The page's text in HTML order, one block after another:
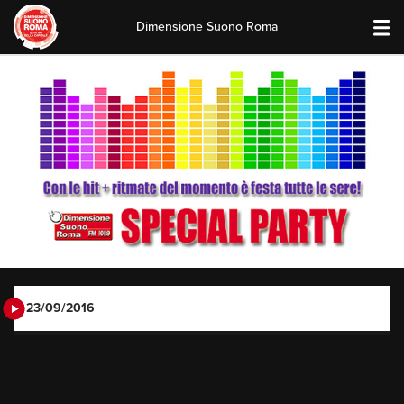
content
Dimensione Suono Roma
23/09/2016